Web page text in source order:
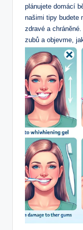
plánujete domácí
našimi tipy budete
zdravé a
zubů a objevme,